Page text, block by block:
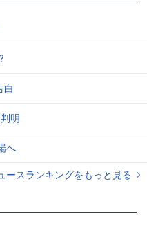
白
明
へ
ースランキングをもっと見る